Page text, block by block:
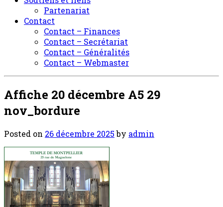
Partenariat
Contact
Contact – Finances
Contact – Secrétariat
Contact – Généralités
Contact – Webmaster
Affiche 20 décembre A5 29
nov_bordure
Posted on 26 décembre 2025by admin